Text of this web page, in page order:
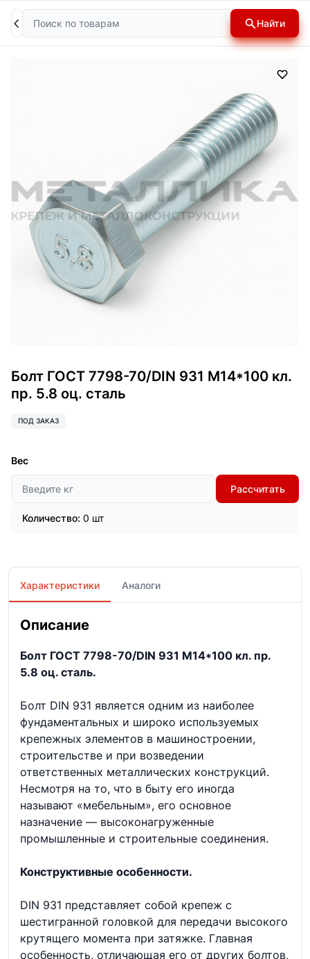
Поиск Найти
Болт ГОСТ 7798-70/DIN 931 М14*100 кл.
пр. 5.8 оц. сталь
ПОД ЗАКАЗ
Вес
Рассчитать
Количество: 0 шт
Характеристики Аналоги
Описание
Болт ГОСТ 7798-70/DIN 931 М14*100 кл. пр.
5.8 оц. сталь.
Болт DIN 931 является одним из наиболее
фундаментальных и широко используемых
крепежных элементов в машиностроении,
строительстве и при возведении
ответственных металлических конструкций.
Несмотря на то, что в быту его иногда
называют «мебельным», его основное
назначение — высоконагруженные
промышленные и строительные соединения.
Конструктивные особенности.
DIN 931 представляет собой крепеж с
шестигранной головкой для передачи высокого
крутящего момента при затяжке. Главная
особенность, отличающая его от других болтов,